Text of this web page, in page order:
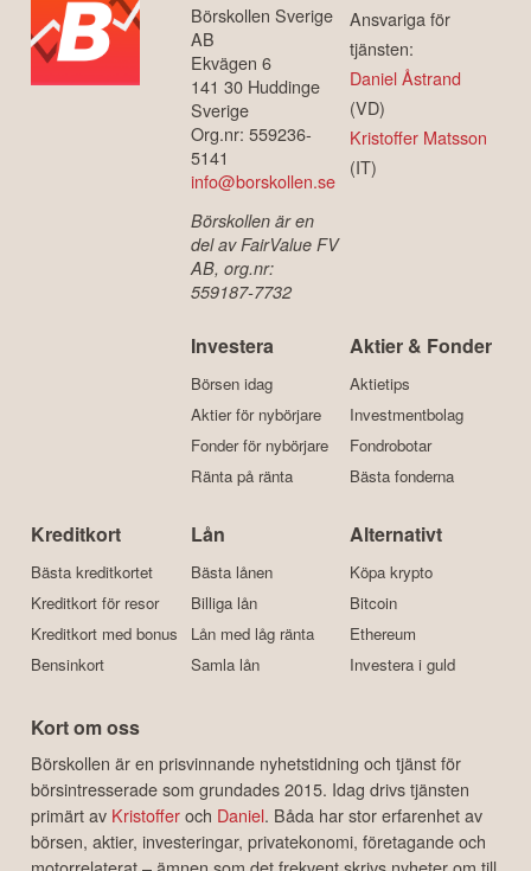
Börskollen Sverige
AB
Ekvägen 6
141 30 Huddinge
Sverige
Org.nr: 559236-
5141
info@borskollen.se
Börskollen är en
del av FairValue FV
AB, org.nr:
559187-7732
Ansvariga för
tjänsten:
Daniel Åstrand
(VD)
Kristoffer Matsson
(IT)
Investera
Börsen idag
Aktier för nybörjare
Fonder för nybörjare
Ränta på ränta
Aktier & Fonder
Aktietips
Investmentbolag
Fondrobotar
Bästa fonderna
Kreditkort
Bästa kreditkortet
Kreditkort för resor
Kreditkort med bonus
Bensinkort
Lån
Bästa lånen
Billiga lån
Lån med låg ränta
Samla lån
Alternativt
Köpa krypto
Bitcoin
Ethereum
Investera i guld
Kort om oss
Börskollen är en prisvinnande nyhetstidning och tjänst för
börsintresserade som grundades 2015. Idag drivs tjänsten
primärt av Kristofferoch Daniel. Båda har stor erfarenhet av
börsen, aktier, investeringar, privatekonomi, företagande och